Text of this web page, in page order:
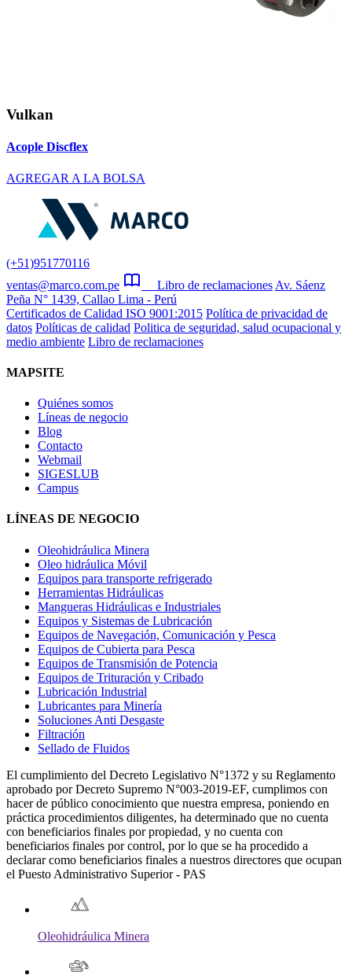
Vulkan
Acople Discflex
AGREGAR A LA BOLSA
(+51)951770116
ventas@marco.com.pe
Libro de reclamaciones Av. Sáenz
Peña N° 1439, Callao Lima - Perú
Certificados de Calidad ISO 9001:2015 Política de privacidad de
datos Políticas de calidad Politica de seguridad, salud ocupacional y
medio ambiente Libro de reclamaciones
MAPSITE
Quiénes somos
Líneas de negocio
Blog
Contacto
Webmail
SIGESLUB
Campus
LÍNEAS DE NEGOCIO
Oleohidráulica Minera
Oleo hidráulica Móvil
Equipos para transporte refrigerado
Herramientas Hidráulicas
Mangueras Hidráulicas e Industriales
Equipos y Sistemas de Lubricación
Equipos de Navegación, Comunicación y Pesca
Equipos de Cubierta para Pesca
Equipos de Transmisión de Potencia
Equipos de Trituración y Cribado
Lubricación Industrial
Lubricantes para Minería
Soluciones Anti Desgaste
Filtración
Sellado de Fluidos
El cumplimiento del Decreto Legislativo N°1372 y su Reglamento
aprobado por Decreto Supremo N°003-2019-EF, cumplimos con
hacer de público conocimiento que nuestra empresa, poniendo en
práctica procedimientos diligentes, ha determinado que no cuenta
con beneficiarios finales por propiedad, y no cuenta con
beneficiarios finales por control, por lo que se ha procedido a
declarar como beneficiarios finales a nuestros directores que ocupan
el Puesto Administrativo Superior - PAS
Oleohidráulica Minera